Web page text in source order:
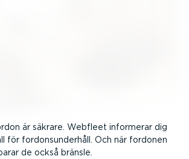
är säkrare. Webfleet informerar dig
för fordons­un­derhåll. Och när fordonen
de också bränsle.